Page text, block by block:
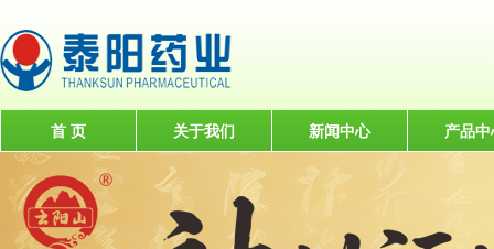
首 页 关于我们 新闻中心 产品中